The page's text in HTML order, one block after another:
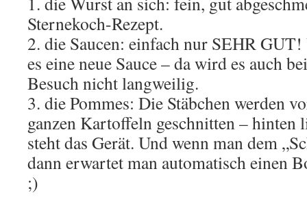
Sternekoch-Rezept.
2. die Saucen: einfach nur SEHR
es eine neue Sauce – da wird es auch
Besuch nicht langweilig.
3. die Pommes: Die Stäbchen werden
ganzen Kartoffeln geschnitten – hinten
steht das Gerät. Und wenn man dem
dann erwartet man automatisch einen
;)